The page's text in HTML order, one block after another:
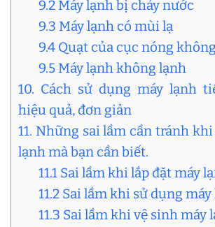
9.2 Máy lạnh bị chảy nước
9.3 Máy lạnh có mùi lạ
9.4 Quạt của cục nóng
9.5 Máy lạnh không lạnh
10. Cách sử dụng máy lạnh
hiệu quả, đơn giản
11. Những sai lầm cần tránh
lạnh mà bạn cần biết.
11.1 Sai lầm khi lắp đặt máy
11.2 Sai lầm khi sử dụng
11.3 Sai lầm khi vệ sinh máy